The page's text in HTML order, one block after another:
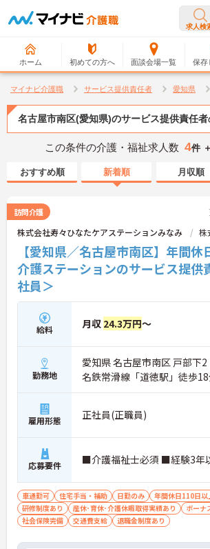
求人検
ホーム 初めての方へ 面談会場一覧 保存
マイナビ介護職 サービス提供責任者 愛知県
名古屋市南区(愛知県)のサービス提供責任者
この条件の介護・福祉求人数 4件 ＋
おすすめ順 新着順 月収順
訪問介護
株式会社寿々ひなたケアステーションみなみ 株
【愛知県／名古屋市南区】年間
介護ステーションのサービス提供
社員＞
給料 月収 24.3万円～
勤務地
愛知県 名古屋市南区 戸部下
名鉄常滑線「道徳駅」徒歩
雇用形態 正社員(正職員)
応募要件 ■介護福祉士必須 ■経験3年
車通勤可 住宅手当・補助 日勤のみ 年間休日110日以
研修制度あり
産休･育休･介護休暇取得実績あり
ボーナ
社会保険完備
交通費支給 退職金制度あり